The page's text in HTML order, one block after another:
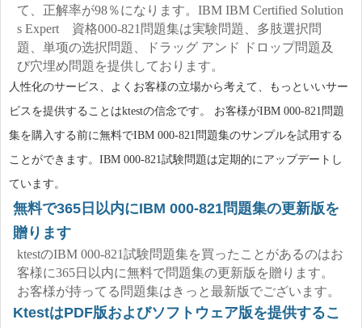
て、正解率が98％になります。IBM IBM Certified Solution
s Expert 資格000-821問題集は実験問題、多肢選択問
題、単项の选択問題、ドラッグ アンド ドロップ問題及
び穴埋め問題を提供しております。
人性化のサービス、よくお客様の立場から考えて、もっといいサー
ビスを提供することはktestの信念です。 お客様がIBM 000-821問題
集を購入する前に無料でIBM 000-821問題集のサンプルを試用する
ことができます。IBM 000-821試験問題は定期的にアップデートし
ています。
無料で365日以内にIBM 000-821問題集の更新版を
贈ります
ktestのIBM 000-821試験問題集を買ったことがあるのはお
客様に365日以内に無料で問題集の更新版を贈ります。
お客様が持ってる問題集はきっと最新版でございます。
KtestはPDF版およびソフトウェア版を提供するこ